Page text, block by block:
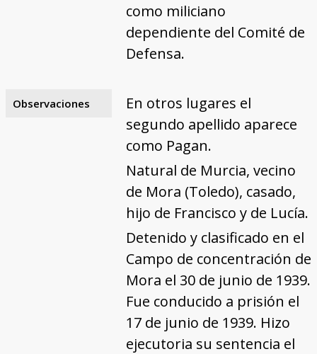
como miliciano
dependiente del Comité de
Defensa.
Observaciones
En otros lugares el
segundo apellido aparece
como Pagan.
Natural de Murcia, vecino
de Mora (Toledo), casado,
hijo de Francisco y de Lucía.
Detenido y clasificado en el
Campo de concentración de
Mora el 30 de junio de 1939.
Fue conducido a prisión el
17 de junio de 1939. Hizo
ejecutoria su sentencia el